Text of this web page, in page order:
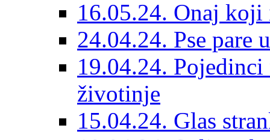
16.05.24. Onaj koji
24.04.24. Pse pare
19.04.24.
životinje
15.04.24. Glas